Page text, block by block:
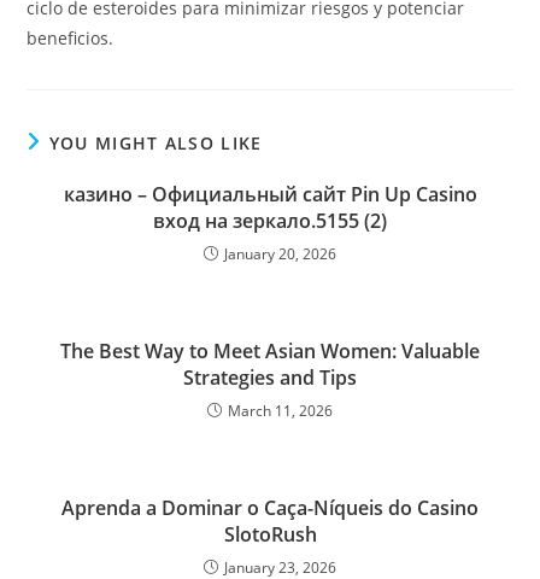
ciclo de esteroides para minimizar riesgos y potenciar
beneficios.
YOU MIGHT ALSO LIKE
казино – Официальный сайт Pin Up Casino
вход на зеркало.5155 (2)
January 20, 2026
The Best Way to Meet Asian Women: Valuable
Strategies and Tips
March 11, 2026
Aprenda a Dominar o Caça-Níqueis do Casino
SlotoRush
January 23, 2026